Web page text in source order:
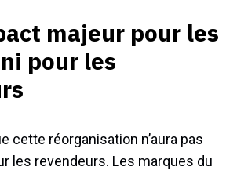
majeur pour les
pour les
cette réorganisation n’aura pas
les revendeurs. Les marques du